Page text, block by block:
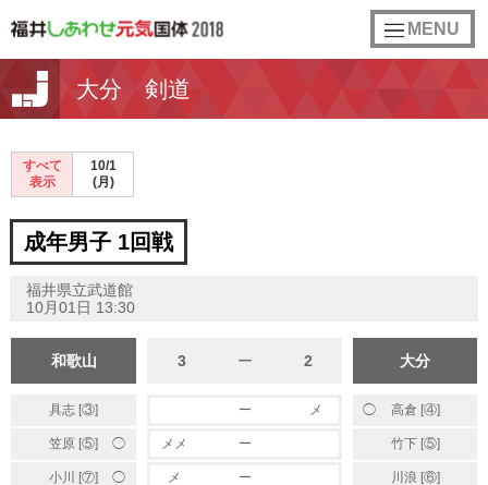
toggle
navigation
MENU
大分 剣道
すべて
表示
10/1
(月)
成年男子 1回戦
福井県立武道館
10月01日 13:30
和歌山 3 ー 2 大分
具志 [③] ー メ 高倉 [④]
◯
笠原 [⑤] ◯ メメ ー 竹下 [⑤]
小川 [⑦] ◯ メ ー 川浪 [⑥]